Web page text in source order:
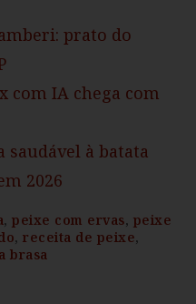
prato do
com IA chega com
à batata
2026
, peixe com ervas, peixe
, receita de peixe,
brasa